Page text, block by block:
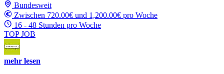
Bundesweit
Zwischen 720.00€ und 1,200.00€ pro Woche
16 - 48 Stunden pro Woche
TOP JOB
mehr lesen